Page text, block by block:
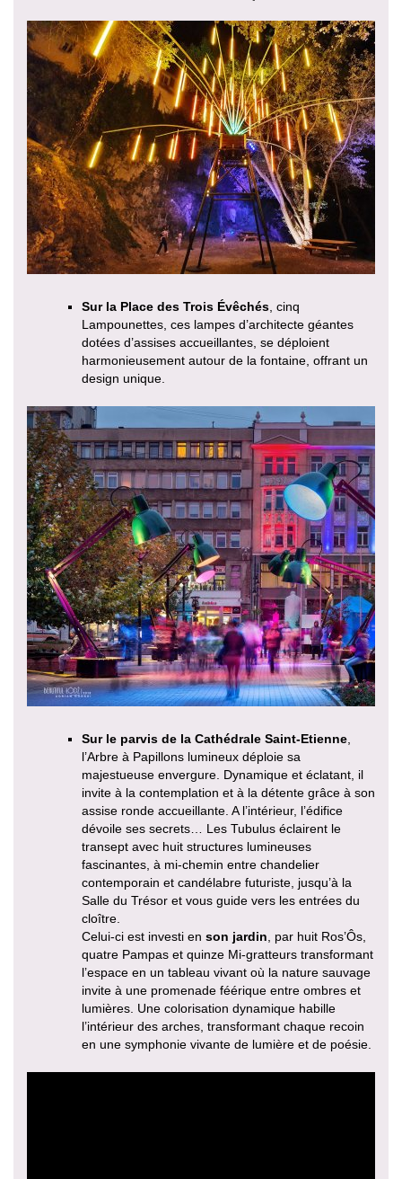
Sur la Place des Trois Évêchés , cinq
Lampounettes, ces lampes d’architecte géantes
dotées d’assises accueillantes, se déploient
harmonieusement autour de la fontaine, offrant un
design unique.
Sur le parvis de la Cathédrale Saint-Etienne
l’Arbre à Papillons lumineux déploie sa
majestueuse envergure. Dynamique et éclatant, il
invite à la contemplation et à la détente grâce à son
assise ronde accueillante. A l’intérieur, l’édifice
dévoile ses secrets… Les Tubulus éclairent le
transept avec huit structures lumineuses
fascinantes, à mi-chemin entre chandelier
contemporain et candélabre futuriste, jusqu’à la
Salle du Trésor et vous guide vers les entrées du
cloître.
Celui-ci est investi en son jardin , par huit Ros’Ôs,
quatre Pampas et quinze Mi-gratteurs transformant
l’espace en un tableau vivant où la nature sauvage
invite à une promenade féérique entre ombres et
lumières. Une colorisation dynamique habille
l’intérieur des arches, transformant chaque recoin
en une symphonie vivante de lumière et de poésie.